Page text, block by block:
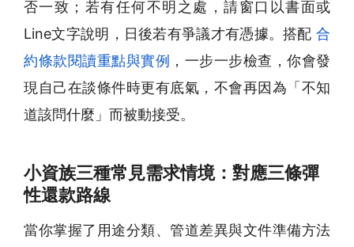
否一致；若有任何不明之處，請窗口以書面或
Line文字說明，日後若有爭議才有憑據。搭配 合
約條款閱讀重點與實例 ，一步一步檢查，你會發
現自己在談條件時更有底氣，不會再因為「不知
道該問什麼」而被動接受。
小資族三種常見需求情境：對應三條彈
性還款路線
當你掌握了用途分類、管道差異與文件準備方法